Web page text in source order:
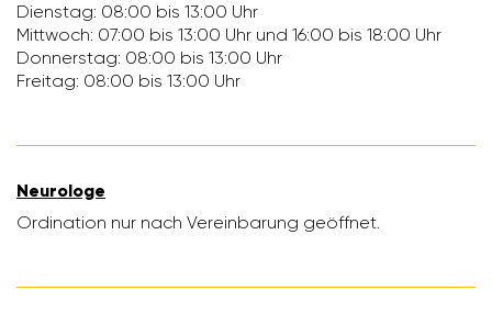
Dienstag: 08:00 bis 13:00 Uhr
Mitt­woch: 07:00 bis 13:00 Uhr und 16:00 bis 18:00 Uhr
Donnerstag: 08:00 bis 13:00 Uhr
Freitag: 08:00 bis 13:00 Uhr
Neuro­loge
Ordi­na­tion nur nach Verein­ba­rung geöffnet.